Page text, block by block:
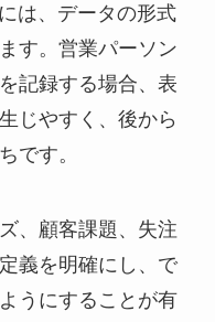
は、データの形式
す。営業パーソン
記録する場合、表
じやすく、後から
です。
、顧客課題、失注
義を明確にし、で
うにすることが有